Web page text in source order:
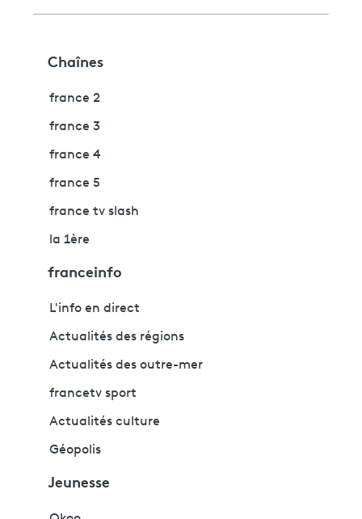
Chaînes
france 2
france 3
france 4
france 5
france tv slash
la 1ère
franceinfo
L'info en direct
Actualités des régions
Actualités des outre-mer
francetv sport
Actualités culture
Géopolis
Jeunesse